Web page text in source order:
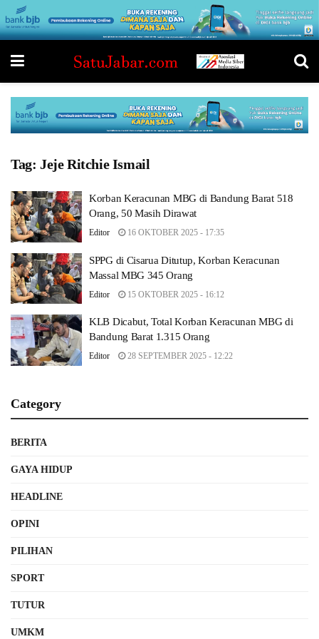
Tag: Jeje Ritchie Ismail
Korban Keracunan MBG di Bandung Barat 518
Orang, 50 Masih Dirawat
Editor 16 OKTOBER 2025 - 17:35
SPPG di Cisarua Ditutup, Korban Keracunan
Massal MBG 345 Orang
Editor 15 OKTOBER 2025 - 16:12
KLB Dicabut, Total Korban Keracunan MBG di
Bandung Barat 1.315 Orang
Editor 28 SEPTEMBER 2025 - 12:22
Category
BERITA
GAYA HIDUP
HEADLINE
OPINI
PILIHAN
SPORT
TUTUR
UMKM